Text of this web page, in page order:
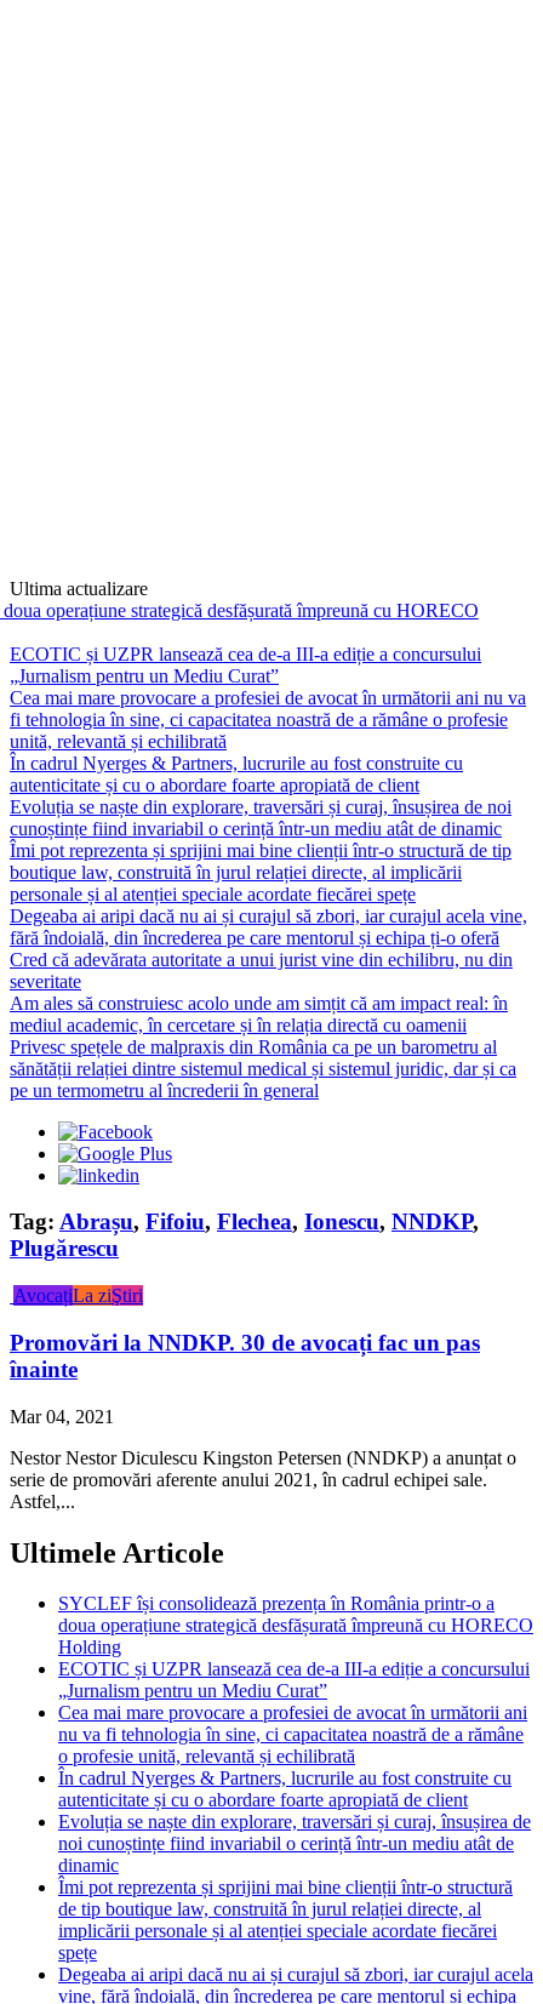
Ultima actualizare
strategică desfășurată împreună cu HORECO Holding
„Jurnalism pentru un Mediu Curat”
Cea mai mare provocare a profesiei de avocat în următorii ani nu va
fi tehnologia în sine, ci capacitatea noastră de a rămâne o profesie
unită, relevantă și echilibrată
În cadrul Nyerges & Partners, lucrurile au fost construite cu
autenticitate și cu o abordare foarte apropiată de client
Evoluția se naște din explorare, traversări și curaj, însușirea de noi
cunoștințe fiind invariabil o cerință într-un mediu atât de dinamic
Îmi pot reprezenta și sprijini mai bine clienții într-o structură de tip
boutique law, construită în jurul relației directe, al implicării
personale și al atenției speciale acordate fiecărei spețe
Degeaba ai aripi dacă nu ai și curajul să zbori, iar curajul acela vine,
fără îndoială, din încrederea pe care mentorul și echipa ți-o oferă
Cred că adevărata autoritate a unui jurist vine din echilibru, nu din
severitate
Am ales să construiesc acolo unde am simțit că am impact real: în
mediul academic, în cercetare și în relația directă cu oamenii
Privesc spețele de malpraxis din România ca pe un barometru al
sănătății relației dintre sistemul medical și sistemul juridic, dar și ca
pe un termometru al încrederii în general
Plugărescu
înainte
serie de promovări aferente anului 2021, în cadrul echipei sale.
Astfel,...
doua operațiune strategică desfășurată împreună cu HORECO
Holding
ECOTIC și UZPR lansează cea de-a III-a ediție a concursului
„Jurnalism pentru un Mediu Curat”
Cea mai mare provocare a profesiei de avocat în următorii ani
nu va fi tehnologia în sine, ci capacitatea noastră de a rămâne
o profesie unită, relevantă și echilibrată
În cadrul Nyerges & Partners, lucrurile au fost construite cu
autenticitate și cu o abordare foarte apropiată de client
Evoluția se naște din explorare, traversări și curaj, însușirea de
noi cunoștințe fiind invariabil o cerință într-un mediu atât de
dinamic
Îmi pot reprezenta și sprijini mai bine clienții într-o structură
de tip boutique law, construită în jurul relației directe, al
implicării personale și al atenției speciale acordate fiecărei
spețe
Degeaba ai aripi dacă nu ai și curajul să zbori, iar curajul acela
vine, fără îndoială, din încrederea pe care mentorul și echipa
ți-o oferă